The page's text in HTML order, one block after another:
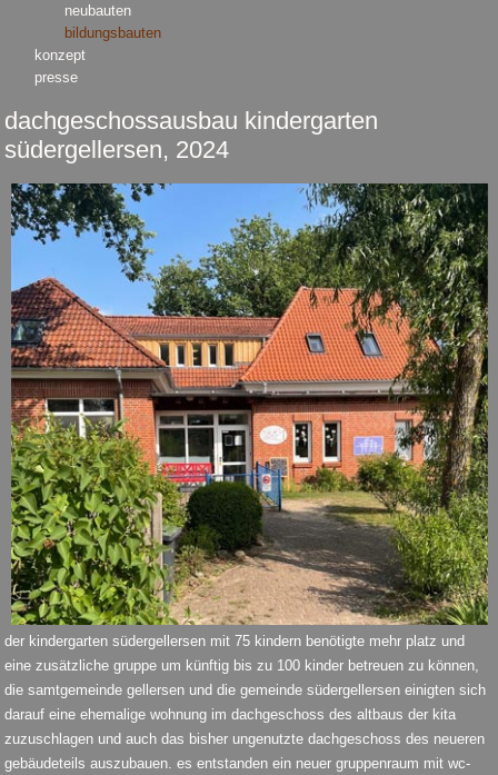
neubauten
bildungsbauten
konzept
presse
dachgeschossausbau kindergarten
südergellersen, 2024
der kindergarten südergellersen mit 75 kindern benötigte mehr platz und
eine zusätzliche gruppe um künftig bis zu 100 kinder betreuen zu können,
die samtgemeinde gellersen und die gemeinde südergellersen einigten sich
darauf eine ehemalige wohnung im dachgeschoss des altbaus der kita
zuzuschlagen und auch das bisher ungenutzte dachgeschoss des neueren
gebäudeteils auszubauen. es entstanden ein neuer gruppenraum mit wc-